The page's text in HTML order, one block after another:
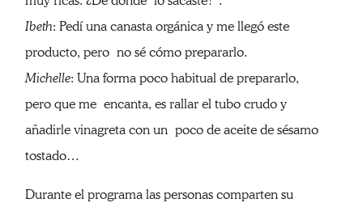
Ibeth: Pedí una canasta orgánica y me llegó este
producto, pero no sé cómo prepararlo.
Michelle: Una forma poco habitual de prepararlo,
pero que me encanta, es rallar el tubo crudo y
añadirle vinagreta con un poco de aceite de sésamo
tostado…
Durante el programa las personas comparten su